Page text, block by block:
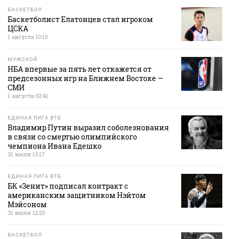
БАСКЕТБОЛ
Баскетболист Елатонцев стал игроком
ЦСКА
1 августа 10:10
МУЖСКОЙ
НБА впервые за пять лет откажется от
предсезонных игр на Ближнем Востоке —
СМИ
1 августа 02:41
ЕДИНАЯ ЛИГА ВТБ
Владимир Путин выразил соболезнования
в связи со смертью олимпийского
чемпиона Ивана Едешко
31 июля 13:17
ЕДИНАЯ ЛИГА ВТБ
БК «Зенит» подписал контракт с
американским защитником Нэйтом
Мэйсоном
31 июля 12:23
БАСКЕТБОЛ